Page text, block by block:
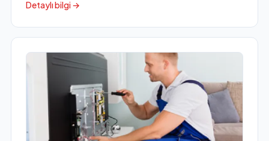
Detaylı bilgi →